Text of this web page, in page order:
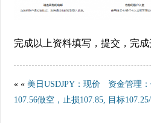
完成以上资料填写，提交，完成
资金管理
« « 美日USDJPY：现价
107.56做空，止损107.85, 目标